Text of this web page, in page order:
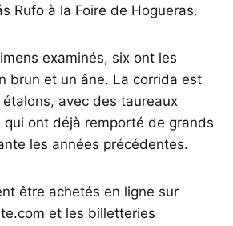
Rufo à la Foire de Hogueras.
examinés, six ont les
brun et un âne. La corrida est
avec des taureaux
qui ont déjà remporté de grands
les années précédentes.
être achetés en ligne sur
et les billetteries